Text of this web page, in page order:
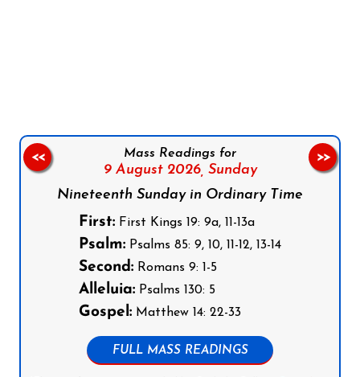
Mass Readings for
9 August 2026, Sunday
Nineteenth Sunday in Ordinary Time
First: First Kings 19: 9a, 11-13a
Psalm: Psalms 85: 9, 10, 11-12, 13-14
Second: Romans 9: 1-5
Alleluia: Psalms 130: 5
Gospel: Matthew 14: 22-33
FULL MASS READINGS
<< >>